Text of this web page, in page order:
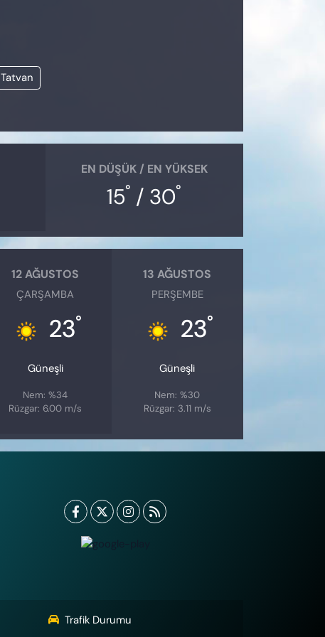
Tatvan
EN DÜŞÜK / EN YÜKSEK
15° / 30°
12 AĞUSTOS
ÇARŞAMBA
23°
Güneşli
Nem: %34
Rüzgar: 6.00 m/s
13 AĞUSTOS
PERŞEMBE
23°
Güneşli
Nem: %30
Rüzgar: 3.11 m/s
Trafik Durumu